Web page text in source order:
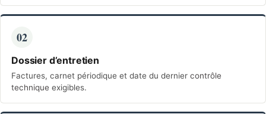
02
Dossier d’entretien
Factures, carnet périodique et date du dernier contrôle
technique exigibles.